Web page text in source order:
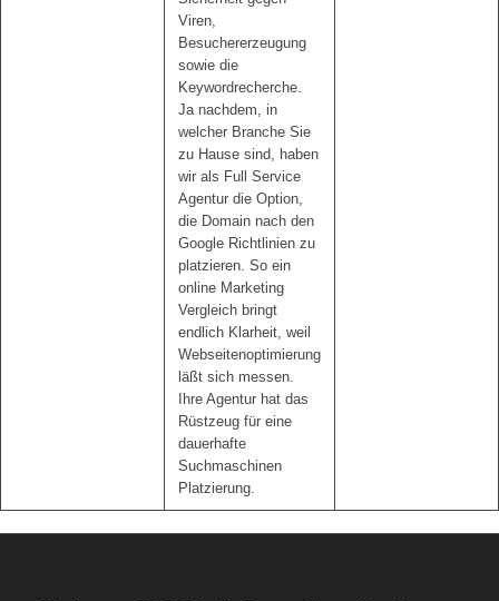
Viren,
Besuchererzeugung
sowie die
Keywordrecherche.
Ja nachdem, in
welcher Branche Sie
zu Hause sind, haben
wir als Full Service
Agentur die Option,
die Domain nach den
Google Richtlinien zu
platzieren. So ein
online Marketing
Vergleich bringt
endlich Klarheit, weil
Webseitenoptimierung
läßt sich messen.
Ihre Agentur hat das
Rüstzeug für eine
dauerhafte
Suchmaschinen
Platzierung.